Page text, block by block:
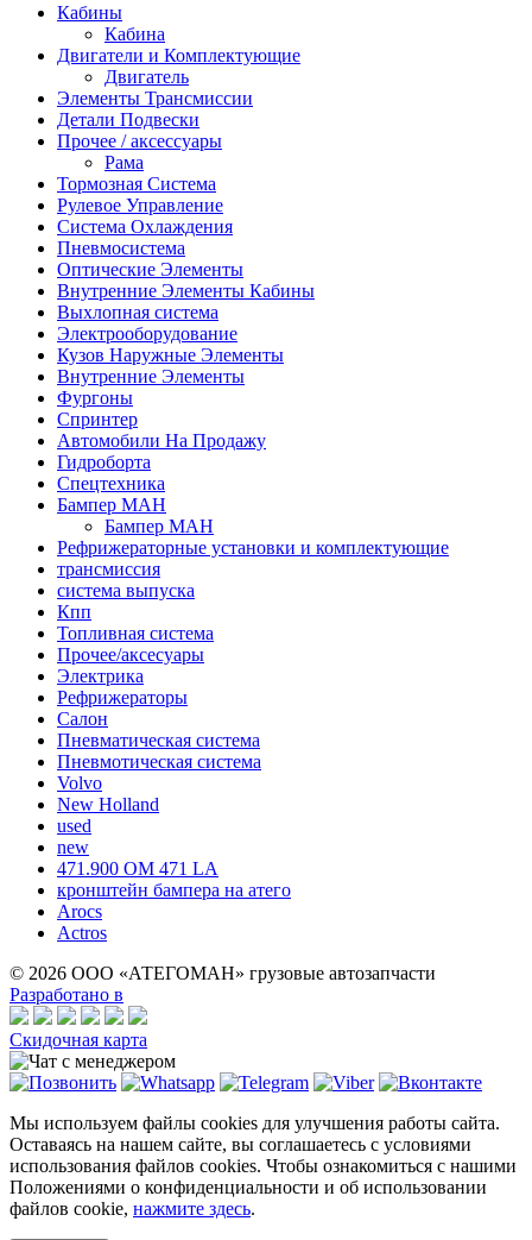
Кабины
Кабина
Двигатели и Комплектующие
Двигатель
Элементы Трансмиссии
Детали Подвески
Прочее / аксессуары
Рама
Тормозная Система
Рулевое Управление
Система Охлаждения
Пневмосистема
Оптические Элементы
Внутренние Элементы Кабины
Выхлопная система
Электрооборудование
Кузов Наружные Элементы
Внутренние Элементы
Фургоны
Спринтер
Автомобили На Продажу
Гидроборта
Спецтехника
Бампер МАН
Бампер МАН
Рефрижераторные установки и комплектующие
трансмиссия
система выпуска
Кпп
Топливная система
Прочее/аксесуары
Электрика
Рефрижераторы
Салон
Пневматическая система
Пневмотическая система
Volvo
New Holland
used
new
471.900 OM 471 LA
кронштейн бампера на атего
Arocs
Actros
© 2026 ООО «АТЕГОМАН» грузовые автозапчасти
Разработано в
Скидочная карта
Мы используем файлы cookies для улучшения работы сайта.
Оставаясь на нашем сайте, вы соглашаетесь с условиями
использования файлов cookies. Чтобы ознакомиться с нашими
Положениями о конфиденциальности и об использовании
файлов cookie, нажмите здесь.